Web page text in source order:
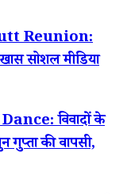
Reunion:
सोशल मीडिया
विवादों के
गुप्ता की वापसी,